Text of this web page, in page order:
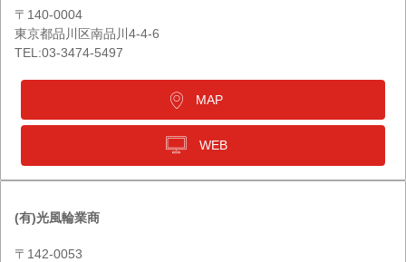
〒140-0004
東京都品川区南品川4-4-6
TEL:03-3474-5497
MAP
WEB
(有)光風輪業商
〒142-0053